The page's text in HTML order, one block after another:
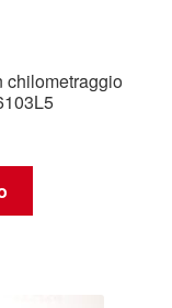
chilometraggio